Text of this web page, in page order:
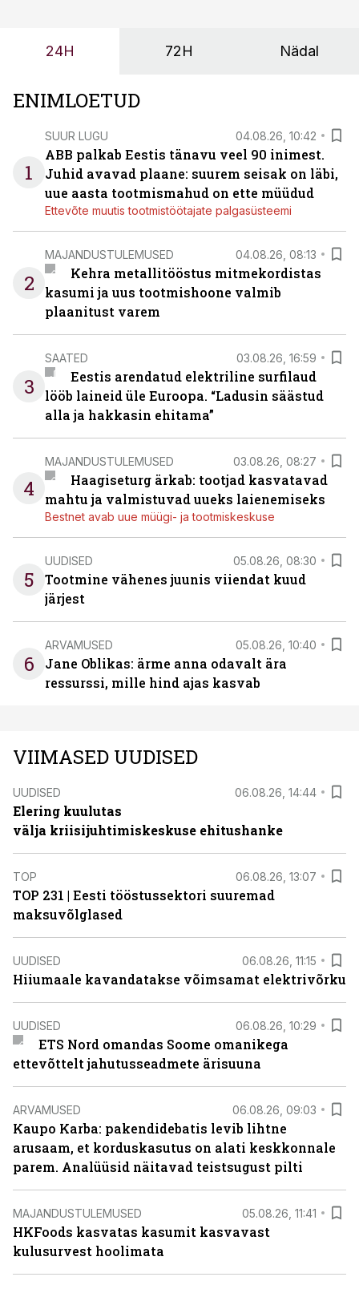
24H 72H Nädal
ENIMLOETUD
1
SUUR LUGU 04.08.26, 10:42
ABB palkab Eestis tänavu veel 90 inimest.
Juhid avavad plaane: suurem seisak on läbi,
uue aasta tootmismahud on ette müüdud
Ettevõte muutis tootmistöötajate palgasüsteemi
2
MAJANDUSTULEMUSED 04.08.26, 08:13
Kehra metallitööstus mitmekordistas
kasumi ja uus tootmishoone valmib
plaanitust varem
3
SAATED 03.08.26, 16:59
Eestis arendatud elektriline surfilaud
lööb laineid üle Euroopa. “Ladusin säästud
alla ja hakkasin ehitama”
4
MAJANDUSTULEMUSED 03.08.26, 08:27
Haagiseturg ärkab: tootjad kasvatavad
mahtu ja valmistuvad uueks laienemiseks
Bestnet avab uue müügi- ja tootmiskeskuse
5
UUDISED 05.08.26, 08:30
Tootmine vähenes juunis viiendat kuud
järjest
6
ARVAMUSED 05.08.26, 10:40
Jane Oblikas: ärme anna odavalt ära
ressurssi, mille hind ajas kasvab
VIIMASED UUDISED
UUDISED 06.08.26, 14:44
Elering kuulutas
välja kriisijuhtimiskeskuse ehitushanke
TOP 06.08.26, 13:07
TOP 231 | Eesti tööstussektori suuremad
maksuvõlglased
UUDISED 06.08.26, 11:15
Hiiumaale kavandatakse võimsamat elektrivõrku
UUDISED 06.08.26, 10:29
ETS Nord omandas Soome omanikega
ettevõttelt jahutusseadmete ärisuuna
ARVAMUSED 06.08.26, 09:03
Kaupo Karba: pakendidebatis levib lihtne
arusaam, et korduskasutus on alati keskkonnale
parem. Analüüsid näitavad teistsugust pilti
MAJANDUSTULEMUSED 05.08.26, 11:41
HKFoods kasvatas kasumit kasvavast
kulusurvest hoolimata